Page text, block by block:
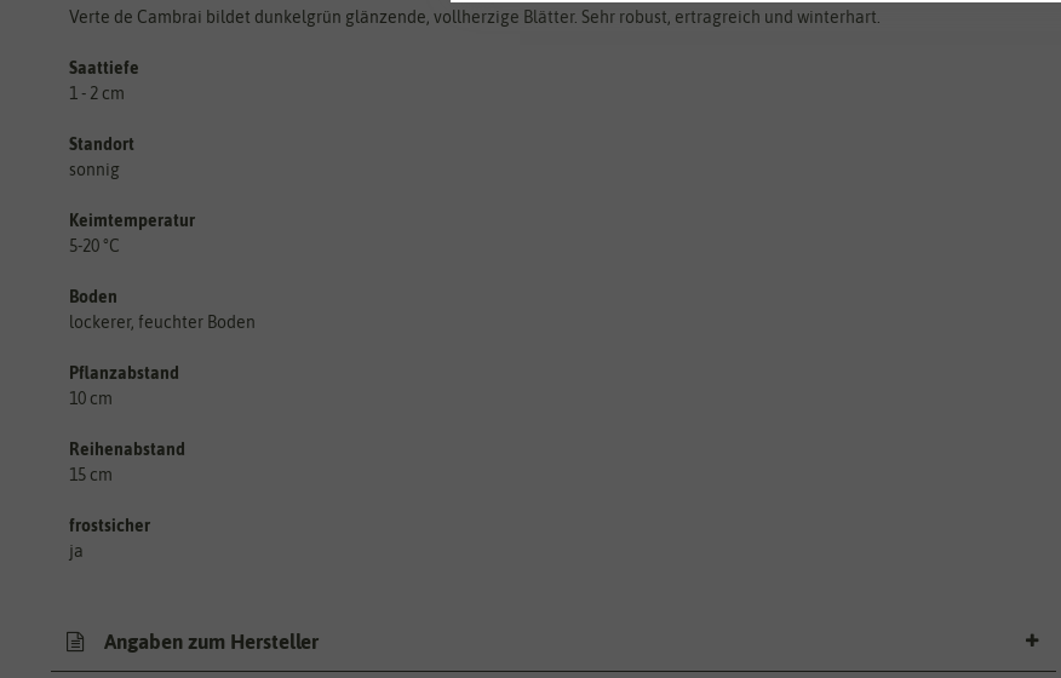
Verte de Cambrai bildet dunkelgrün glänzende, vollherzige Blätter. Sehr robust, ertragreich und winterhart.
Saattiefe
1 - 2 cm
Standort
sonnig
Keimtemperatur
5-20 °C
Boden
lockerer, feuchter Boden
Pflanzabstand
10 cm
Reihenabstand
15 cm
frostsicher
ja
Angaben zum Hersteller